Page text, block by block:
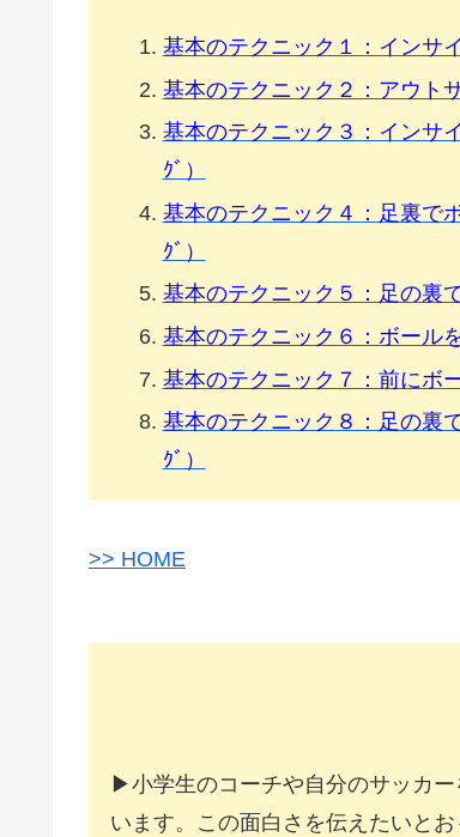
基本のテクニック１：インサ
基本のテクニック２：アウト
基本のテクニック３：インサ
ｸﾞ）
基本のテクニック４：足裏で
ｸﾞ）
基本のテクニック５：足の裏
基本のテクニック６：ボール
基本のテクニック７：前にボ
基本のテクニック８：足の裏
ｸﾞ）
>> HOME
▶小学生のコーチや自分のサッカ
います。この面白さを伝えたいと